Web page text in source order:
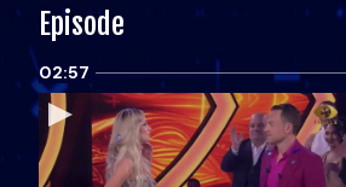
Episode
02:57